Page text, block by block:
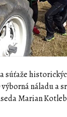
súťaže
náladu a
Marian